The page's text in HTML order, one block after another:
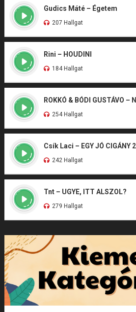
Gudics Máté – Égetem
207 Hallgat
Rini – HOUDINI
184 Hallgat
ROKKÓ & BÓDI GUSTÁVO –
254 Hallgat
Csík Laci – EGY JÓ CIGÁNY 2
242 Hallgat
Tnt – UGYE, ITT ALSZOL?
279 Hallgat